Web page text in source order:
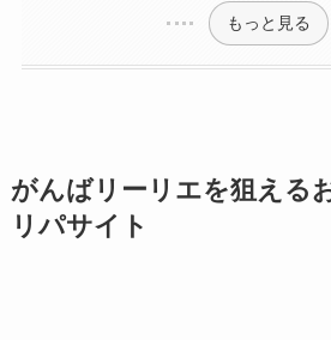
もっと見る
がんばリーリエを狙える
リパサイト